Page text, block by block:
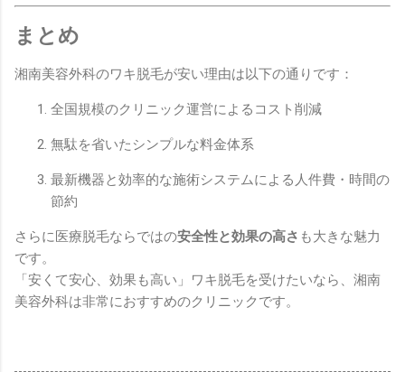
まとめ
湘南美容外科のワキ脱毛が安い理由は以下の通りです：
全国規模のクリニック運営によるコスト削減
無駄を省いたシンプルな料金体系
最新機器と効率的な施術システムによる人件費・時間の
節約
さらに医療脱毛ならではの安全性と効果の高さ も大きな魅力
です。
「安くて安心、効果も高い」ワキ脱毛を受けたいなら、湘南
美容外科は非常におすすめのクリニックです。